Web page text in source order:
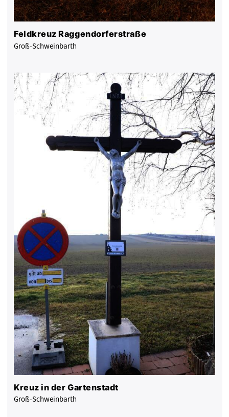
Feldkreuz Raggendorferstraße
Groß-Schweinbarth
Kreuz in der Gartenstadt
Groß-Schweinbarth